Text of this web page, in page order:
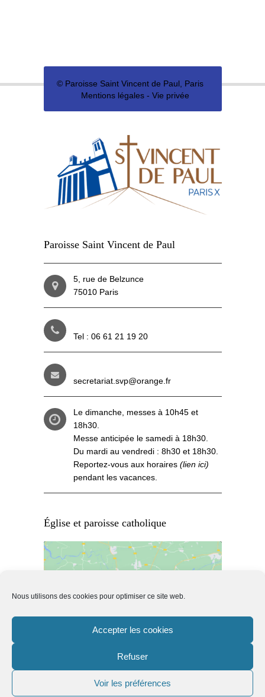
Nous utilisons des cookies pour optimiser ce site web.
Accepter les cookies
Refuser
Voir les préférences
© Paroisse Saint Vincent de Paul, Paris
Mentions légales- Vie privée
Paroisse Saint Vincent de Paul
5, rue de Belzunce
75010 Paris
Tel : 06 61 21 19 20
secretariat.svp@orange.fr
Le dimanche, messes à 10h45 et
18h30.
Messe anticipée le samedi à 18h30.
Du mardi au vendredi : 8h30 et 18h30.
Reportez-vous aux horaires (lien ici)
pendant les vacances.
Église et paroisse catholique
Cliquez pour accepter les cookies de